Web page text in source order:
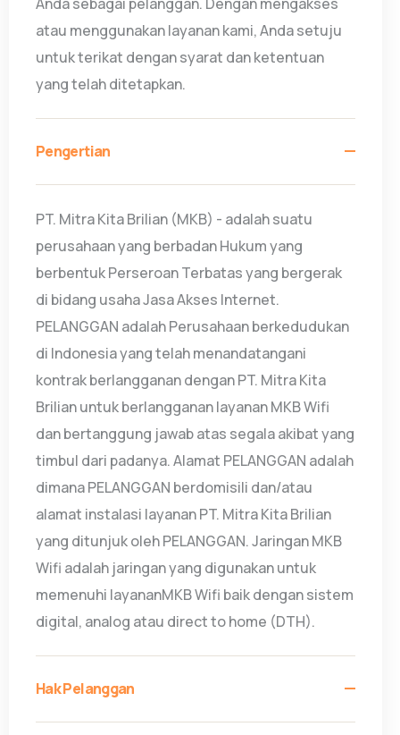
atau menggunakan layanan kami, Anda setuju
untuk terikat dengan syarat dan ketentuan
yang telah ditetapkan.
Pengertian
PT. Mitra Kita Brilian (MKB) - adalah suatu
perusahaan yang berbadan Hukum yang
berbentuk Perseroan Terbatas yang bergerak
di bidang usaha Jasa Akses Internet.
PELANGGAN adalah Perusahaan berkedudukan
di Indonesia yang telah menandatangani
kontrak berlangganan dengan PT. Mitra Kita
Brilian untuk berlangganan layanan MKB Wifi
dan bertanggung jawab atas segala akibat yang
timbul dari padanya. Alamat PELANGGAN adalah
dimana PELANGGAN berdomisili dan/atau
alamat instalasi layanan PT. Mitra Kita Brilian
yang ditunjuk oleh PELANGGAN. Jaringan MKB
Wifi adalah jaringan yang digunakan untuk
memenuhi layananMKB Wifi baik dengan sistem
digital, analog atau direct to home (DTH).
Hak Pelanggan